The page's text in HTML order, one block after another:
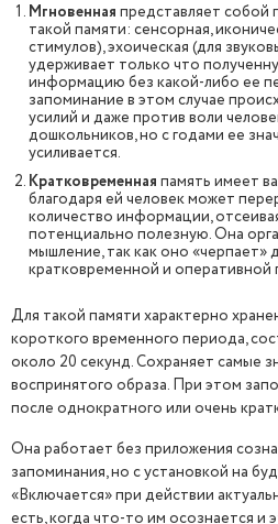
Мгновенная представляет собой
такой памяти: сенсорная,
стимулов), эхоическая (для
удерживает только что
информацию без какой-либо ее
запоминание в этом случае
усилий и даже против воли
дошкольников, но с годами ее
усиливается.
Кратковременная память имеет
благодаря ей человек может
количество информации,
потенциально полезную. Она
мышление, так как оно «черпает»
кратковременной и оперативной
Для такой памяти характерно
короткого временного периода,
около 20 секунд. Сохраняет самые
воспринятого образа. При этом
после однократного или очень
Она работает без приложения
запоминания, но с установкой на
«Включается» при действии
есть, когда что-то им осознается и